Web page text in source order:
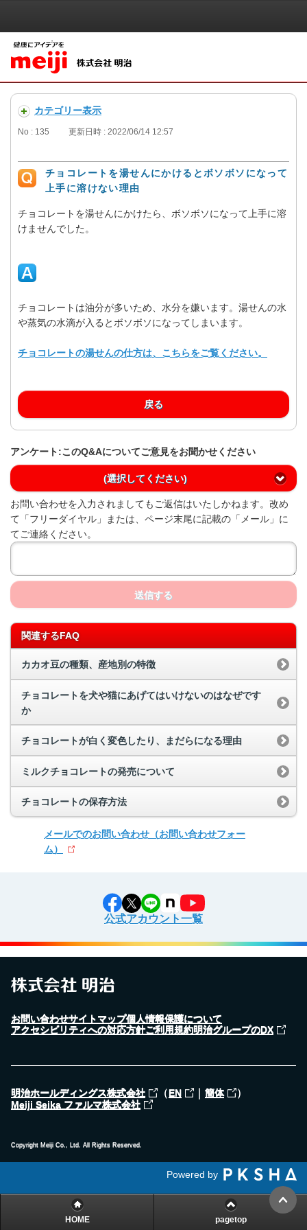
カテゴリー表示
No : 135 更新日時 : 2022/06/14 12:57
チョコレートを湯せんにかけるとボソボソになって
上手に溶けない理由
チョコレートを湯せんにかけたら、ボソボソになって上手に溶
けませんでした。
チョコレートは油分が多いため、水分を嫌います。湯せんの水
や蒸気の水滴が入るとボソボソになってしまいます。
チョコレートの湯せんの仕方は、こちらをご覧ください。
戻る
アンケート:このQ&Aについてご意見をお聞かせください
(選択してください)
お問い合わせを入力されましてもご返信はいたしかねます。改め
て「フリーダイヤル」または、ページ末尾に記載の「メール」に
てご連絡ください。
送信する
関連するFAQ
カカオ豆の種類、産地別の特徴
チョコレートを犬や猫にあげてはいけないのはなぜです
か
チョコレートが白く変色したり、まだらになる理由
ミルクチョコレートの発売について
チョコレートの保存方法
メールでのお問い合わせ （お問い合わせフォー
ム）
公式アカウント一覧
お問い合わせサイトマップ個人情報保護について
アクセシビリティへの対応方針ご利用規約明治グループのDX
明治ホールディングス株式会社 （EN ｜ 簡体 ）
Meiji Seika ファルマ株式会社
Copyright Meiji Co., Ltd. All Rights Reserved.
Powered by
HOME pagetop